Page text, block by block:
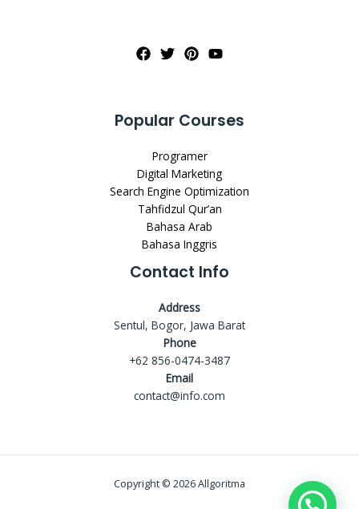
Popular Courses
Programer
Digital Marketing
Search Engine Optimization
Tahfidzul Qur’an
Bahasa Arab
Bahasa Inggris
Contact Info
Address
Sentul, Bogor, Jawa Barat
Phone
+62 856-0474-3487
Email
contact@info.com
Copyright © 2026 Allgoritma